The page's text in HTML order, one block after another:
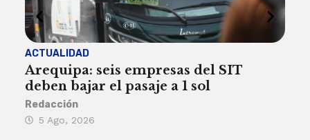
ACTUALIDAD
Arequipa: seis empresas del SIT
deben bajar el pasaje a 1 sol
Redacción
5 Ago, 2026